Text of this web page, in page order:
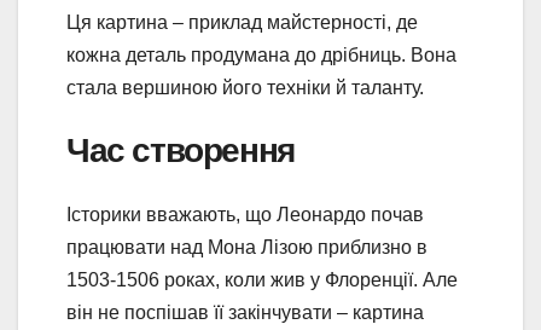
Ця картина – приклад майстерності, де
кожна деталь продумана до дрібниць. Вона
стала вершиною його техніки й таланту.
Час створення
Історики вважають, що Леонардо почав
працювати над Мона Лізою приблизно в
1503-1506 роках, коли жив у Флоренції. Але
він не поспішав її закінчувати – картина